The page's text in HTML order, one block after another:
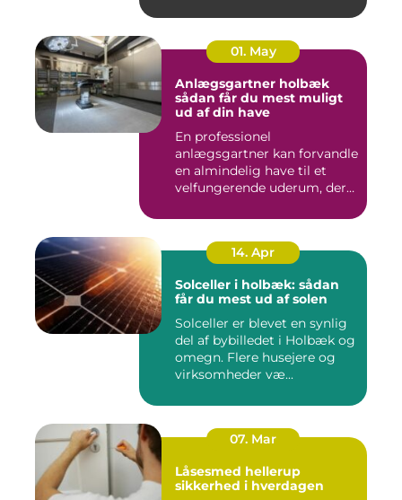
01. May
Anlægsgartner holbæk
sådan får du mest muligt
ud af din have
En professionel
anlægsgartner kan forvandle
en almindelig have til et
velfungerende uderum, der
14. Apr
Solceller i holbæk: sådan
får du mest ud af solen
Solceller er blevet en synlig
del af bybilledet i Holbæk og
omegn. Flere husejere og
virksomheder væ...
07. Mar
Låsesmed hellerup
sikkerhed i hverdagen